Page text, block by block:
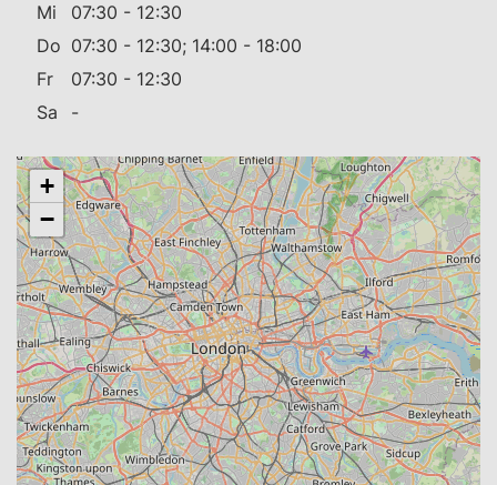
Mi
07:30 - 12:30
Do 07:30 - 12:30; 14:00 - 18:00
Fr
07:30 - 12:30
Sa
-
+
−